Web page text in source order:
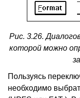
Рис. 3.26.
которой можно
Пользуясь
необходимо